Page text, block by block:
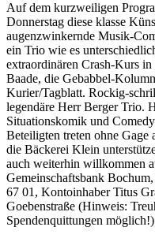
Auf dem kurzweiligen
Donnerstag diese klasse
augenzwinkernde Musik-
ein Trio wie es
extraordinären Crash-Kurs
Baade, die Gebabbel-
Kurier/Tagblatt. Rockig-
legendäre Herr Berger Trio.
Situationskomik und
Beteiligten treten ohne Gage
die Bäckerei Klein
auch weiterhin willkommen
Gemeinschaftsbank
67 01, Kontoinhaber Titus
Goebenstraße (Hinweis:
Spendenquittungen